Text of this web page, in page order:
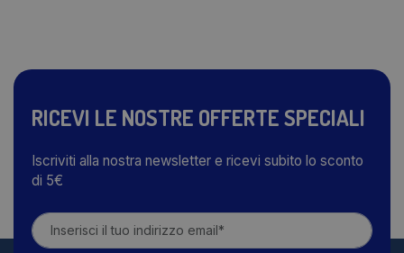
RICEVI LE NOSTRE OFFERTE SPECIALI
Iscriviti alla nostra newsletter e ricevi subito lo sconto
di 5€